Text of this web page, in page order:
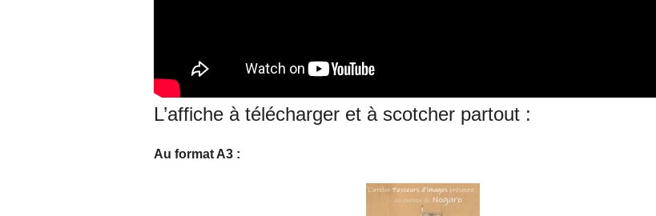
L’affiche à télécharger et à scotcher partout :
Au format A3 :